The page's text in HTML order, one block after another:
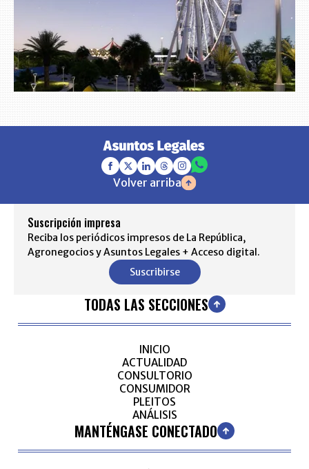
Volver arriba
Suscripción impresa
Reciba los periódicos impresos de La República,
Agronegocios y Asuntos Legales + Acceso digital.
Suscribirse
TODAS LAS SECCIONES
INICIO
ACTUALIDAD
CONSULTORIO
CONSUMIDOR
PLEITOS
ANÁLISIS
MANTÉNGASE CONECTADO